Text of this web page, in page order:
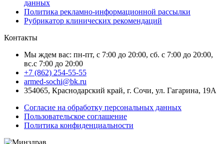
данных
Политика рекламно-информационной рассылки
Рубрикатор клинических рекомендаций
Контакты
Мы ждем вас: пн-пт, с 7:00 до 20:00, сб. с 7:00 до 20:00,
вс.с 7:00 до 20:00
+7 (862) 254-55-55
armed-sochi@bk.ru
354065, Краснодарский край, г. Сочи, ул. Гагарина, 19А
Согласие на обработку персональных данных
Пользовательское соглашение
Политика конфиденциальности